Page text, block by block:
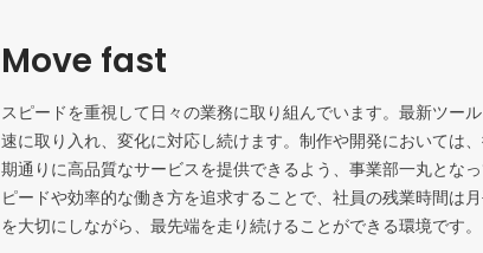
Move fast
スピードを重視して日々の業務に取り組んでいます。最新ツー
速に取り入れ、変化に対応し続けます。制作や開発においては
期通りに高品質なサービスを提供できるよう、事業部一丸とな
ピードや効率的な働き方を追求することで、社員の残業時間は
を大切にしながら、最先端を走り続けることができる環境です。